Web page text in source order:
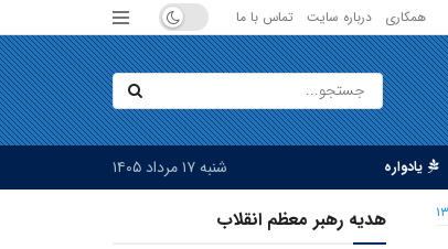
همکاری درباره سایت تماس با ما
یادواره شنبه ۱۷ مرداد ۱۴۰۵
هدیه رهبر معظم انقلاب